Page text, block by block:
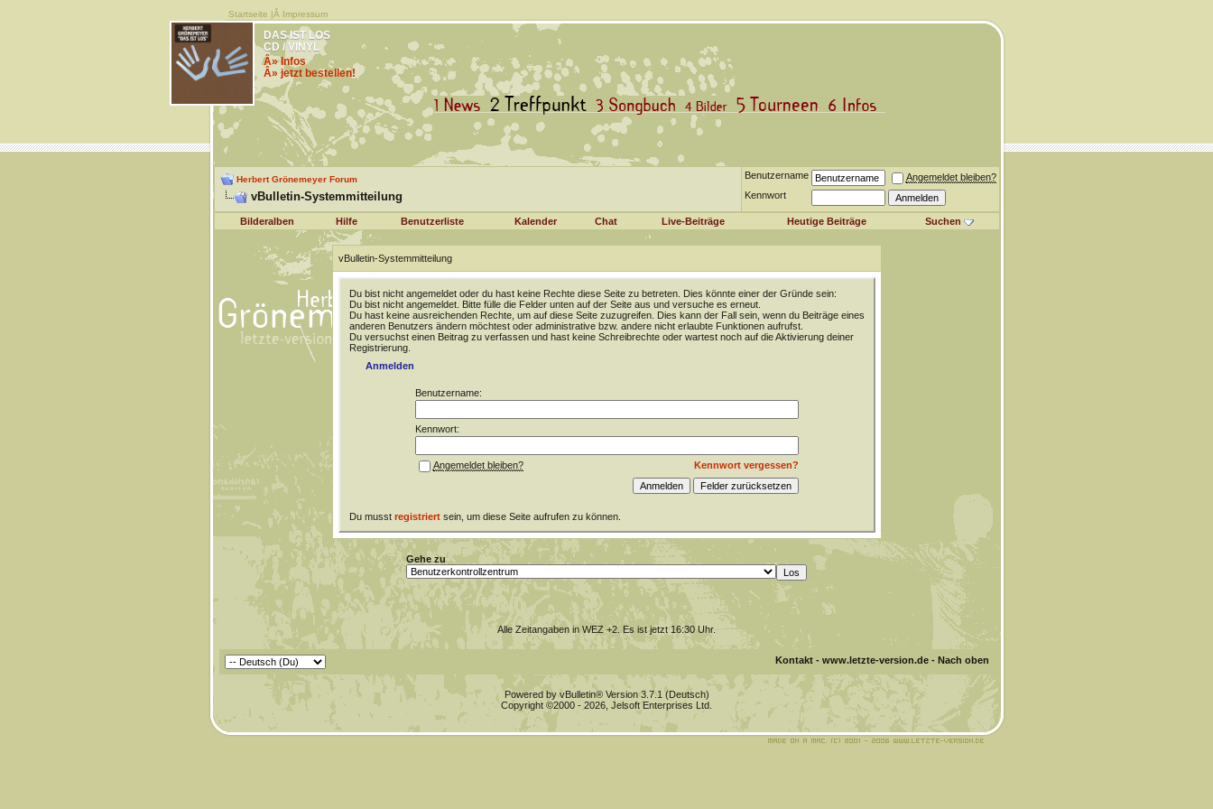
Startseite |Â Impressum
DAS IST LOS
CD / VINYL
Â» Infos
Â» jetzt bestellen!
Herbert Grönemeyer Forum
vBulletin-Systemmitteilung
Benutzername
Angemeldet bleiben?
Kennwort
Bilderalben Hilfe Benutzerliste Kalender Chat Live-Beiträge Heutige Beiträge Suchen
vBulletin-Systemmitteilung
Du bist nicht angemeldet oder du hast keine Rechte diese Seite zu betreten. Dies könnte einer der Gründe sein:
Du bist nicht angemeldet. Bitte fülle die Felder unten auf der Seite aus und versuche es erneut.
Du hast keine ausreichenden Rechte, um auf diese Seite zuzugreifen. Dies kann der Fall sein, wenn du Beiträge eines
anderen Benutzers ändern möchtest oder administrative bzw. andere nicht erlaubte Funktionen aufrufst.
Du versuchst einen Beitrag zu verfassen und hast keine Schreibrechte oder wartest noch auf die Aktivierung deiner
Registrierung.
Anmelden
Benutzername:
Kennwort:
Kennwort vergessen?
Angemeldet bleiben?
Du musst registriertsein, um diese Seite aufrufen zu können.
Gehe zu
Alle Zeitangaben in WEZ +2. Es ist jetzt16:30Uhr.
Kontakt- www.letzte-version.de- Nach oben
Powered by vBulletin® Version 3.7.1 (Deutsch)
Copyright ©2000 - 2026, Jelsoft Enterprises Ltd.